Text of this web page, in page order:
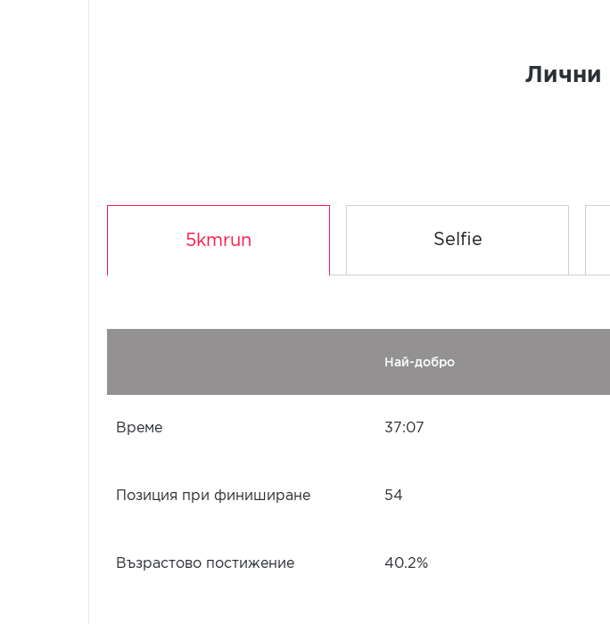
Лични
5kmrun Selfie
Най-добро
Време 37:07
Позиция при финиширане 54
Възрастово постижение 40.2%